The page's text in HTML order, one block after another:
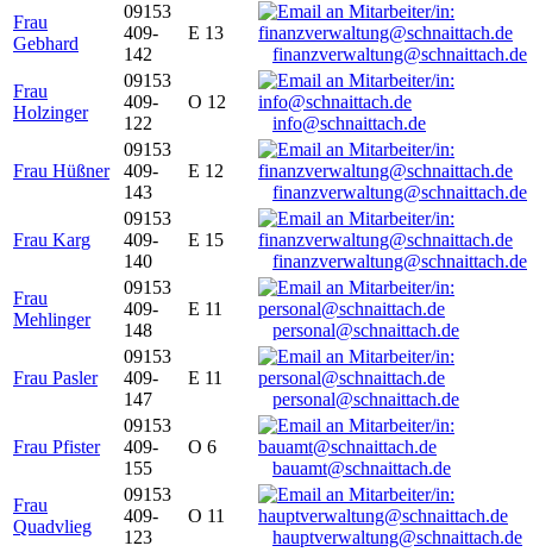
Frau
Gebhard
09153
409-
142
E 13
finanzverwaltung@schnaittach.de
Frau
Holzinger
09153
409-
122
O 12
info@schnaittach.de
Frau Hüßner
09153
409-
143
E 12
finanzverwaltung@schnaittach.de
Frau Karg
09153
409-
140
E 15
finanzverwaltung@schnaittach.de
Frau
Mehlinger
09153
409-
148
E 11
personal@schnaittach.de
Frau Pasler
09153
409-
147
E 11
personal@schnaittach.de
Frau Pfister
09153
409-
155
O 6
bauamt@schnaittach.de
Frau
Quadvlieg
09153
409-
123
O 11
hauptverwaltung@schnaittach.de